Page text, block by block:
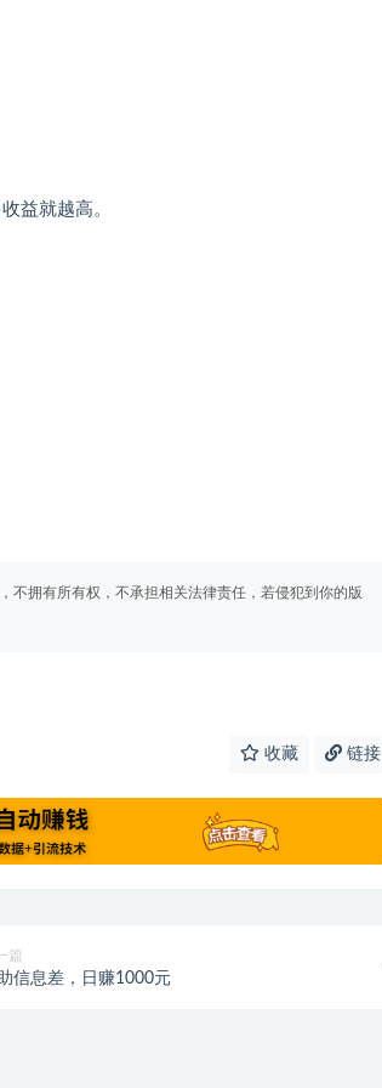
益就越高。
不拥有所有权，不承担相关法律责任，若侵犯到你的版
收藏 链接
篇
信息差，日赚1000元